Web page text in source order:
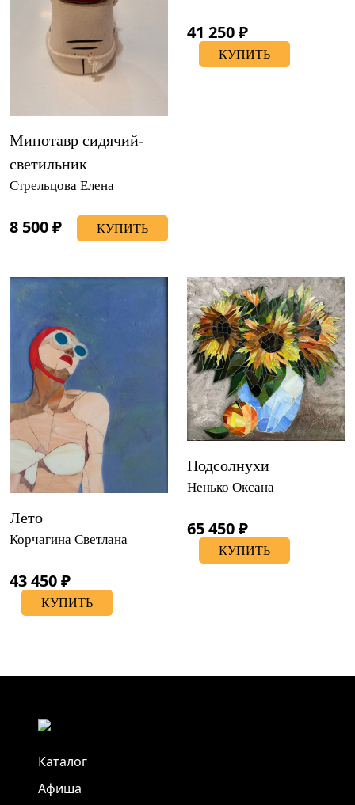
Минотавр сидячий-
светильник
Стрельцова Елена
8 500 ₽ КУПИТЬ
41 250 ₽
КУПИТЬ
Лето
Корчагина Светлана
43 450 ₽
КУПИТЬ
Подсолнухи
Ненько Оксана
65 450 ₽
КУПИТЬ
Каталог
Афиша